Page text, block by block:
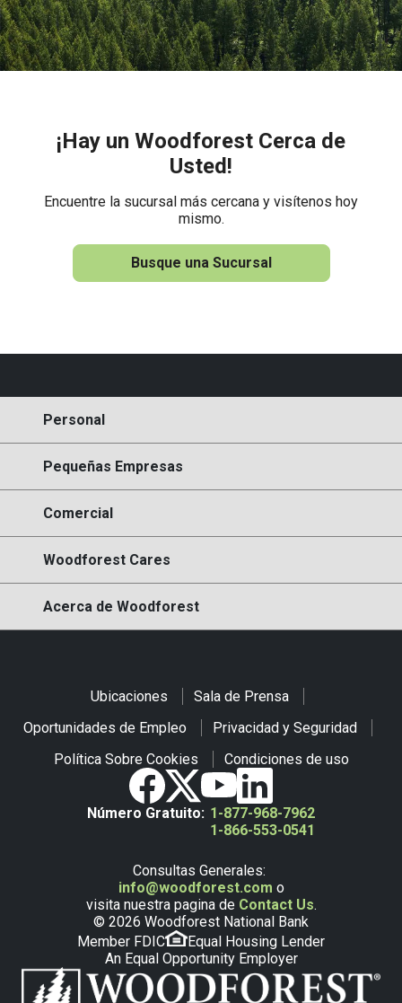
¡Hay un Woodforest Cerca de
Usted!
Encuentre la sucursal más cercana y visítenos hoy
mismo.
Busque una Sucursal
Personal
Pequeñas Empresas
Comercial
Woodforest Cares
Acerca de Woodforest
Ubicaciones
Sala de Prensa
Oportunidades de Empleo
Privacidad y Seguridad
Política Sobre Cookies
Condiciones de uso
Número Gratuito: 1-877-968-7962
1-866-553-0541
Consultas Generales:
info@woodforest.com o
visita nuestra pagina de Contact Us.
© 2026 Woodforest National Bank
Member FDIC
Equal Housing Lender
An Equal Opportunity Employer